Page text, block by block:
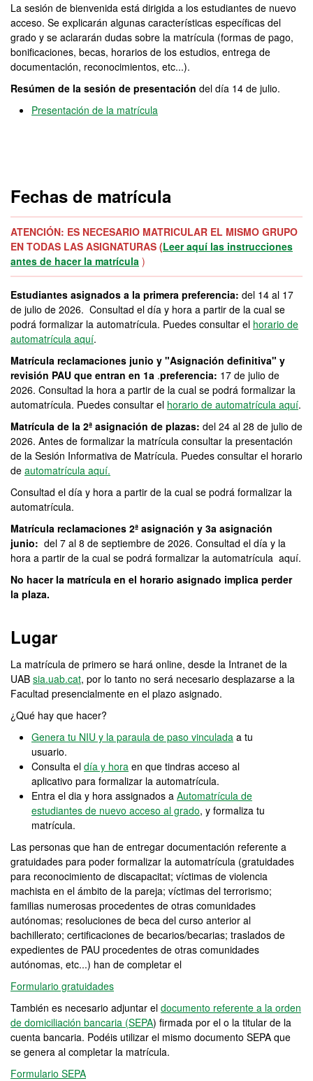
La sesión de bienvenida está dirigida a los estudiantes de nuevo
acceso. Se explicarán algunas características específicas del
grado y se aclararán dudas sobre la matrícula (formas de pago,
bonificaciones, becas, horarios de los estudios, entrega de
documentación, reconocimientos, etc...).
Resúmen de la sesión de presentación del día 14 de julio.
Presentación de la matrícula
Fechas de matrícula
ATENCIÓN: ES NECESARIO MATRICULAR EL MISMO GRUPO
EN TODAS LAS ASIGNATURAS (Leer aquí las instrucciones
antes de hacer la matrícula )
Estudiantes asignados a la primera preferencia: del 14 al 17
de julio de 2026. Consultad el día y hora a partir de la cual se
podrá formalizar la automatrícula. Puedes consultar el horario de
automatrícula aquí.
Matrícula reclamaciones junio y "Asignación definitiva" y
revisión PAU que entran en 1a .preferencia: 17 de julio de
2026. Consultad la hora a partir de la cual se podrá formalizar la
automatrícula. Puedes consultar el horario de automatrícula aquí.
Matrícula de la 2ª asignación de plazas: del 24 al 28 de julio de
2026. Antes de formalizar la matrícula consultar la presentación
de la Sesión Informativa de Matrícula. Puedes consultar el horario
de automatrícula aquí.
Consultad el día y hora a partir de la cual se podrá formalizar la
automatrícula.
Matrícula reclamaciones 2ª asignación y 3a asignación
junio: del 7 al 8 de septiembre de 2026. Consultad el día y la
hora a partir de la cual se podrá formalizar la automatrícula aquí.
No hacer la matrícula en el horario asignado implica perder
la plaza.
Lugar
La matrícula de primero se hará online, desde la Intranet de la
UAB sia.uab.cat, por lo tanto no será necesario desplazarse a la
Facultad presencialmente en el plazo asignado.
¿Qué hay que hacer?
Genera tu NIU y la paraula de paso vinculada a tu
usuario.
Consulta el día y hora en que tindras acceso al
aplicativo para formalizar la automatrícula.
Entra el dia y hora assignados a Automatrícula de
estudiantes de nuevo acceso al grado, y formaliza tu
matrícula.
Las personas que han de entregar documentación referente a
gratuidades para poder formalizar la automatrícula (gratuidades
para reconocimiento de discapacitat; víctimas de violencia
machista en el ámbito de la pareja; víctimas del terrorismo;
familias numerosas procedentes de otras comunidades
autónomas; resoluciones de beca del curso anterior al
bachillerato; certificaciones de becarios/becarias; traslados de
expedientes de PAU procedentes de otras comunidades
autónomas, etc...) han de completar el
Formulario gratuidades
También es necesario adjuntar el documento referente a la orden
de domiciliación bancaria (SEPA) firmada por el o la titular de la
cuenta bancaria. Podéis utilizar el mismo documento SEPA que
se genera al completar la matrícula.
Formulario SEPA